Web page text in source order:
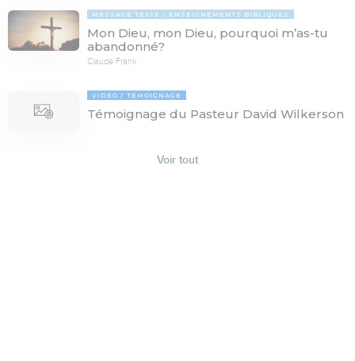
MESSAGE TEXTE ENSEIGNEMENTS BIBLIQUES
Mon Dieu, mon Dieu, pourquoi m’as-tu
abandonné?
Claude Frank
VIDÉO TÉMOIGNAGE
Témoignage du Pasteur David Wilkerson
Voir tout